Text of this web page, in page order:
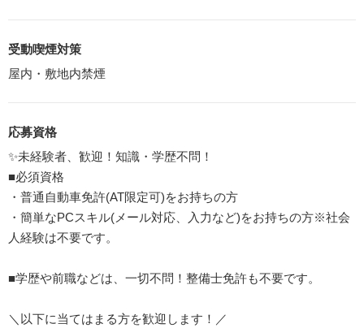
受動喫煙対策
屋内・敷地内禁煙
応募資格
✨未経験者、歓迎！知識・学歴不問！
■必須資格
・普通自動車免許(AT限定可)をお持ちの方
・簡単なPCスキル(メール対応、入力など)をお持ちの方※社会
人経験は不要です。
■学歴や前職などは、一切不問！整備士免許も不要です。
＼以下に当てはまる方を歓迎します！／